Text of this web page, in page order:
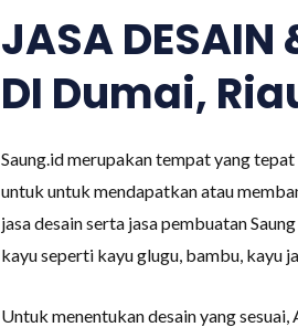
JASA DESAIN
DI Dumai,
Saung.id merupakan tempat yang
untuk untuk mendapatkan atau
jasa desain serta jasa pembuatan
kayu seperti kayu glugu, bambu, kayu
Untuk menentukan desain yang